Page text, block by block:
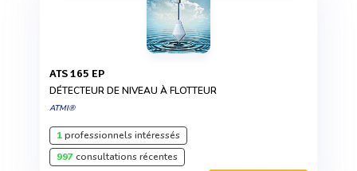
ATS 165 EP
DÉTECTEUR DE NIVEAU À FLOTTEUR
ATMI®
1professionnels intéressés
997consultations récentes